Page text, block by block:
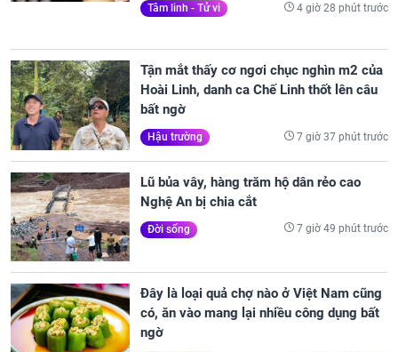
Tâm linh - Tử vi 4 giờ 28 phút trước
Tận mắt thấy cơ ngơi chục nghìn m2 của
Hoài Linh, danh ca Chế Linh thốt lên câu
bất ngờ
Hậu trường 7 giờ 37 phút trước
Lũ bủa vây, hàng trăm hộ dân rẻo cao
Nghệ An bị chia cắt
Đời sống 7 giờ 49 phút trước
Đây là loại quả chợ nào ở Việt Nam cũng
có, ăn vào mang lại nhiều công dụng bất
ngờ